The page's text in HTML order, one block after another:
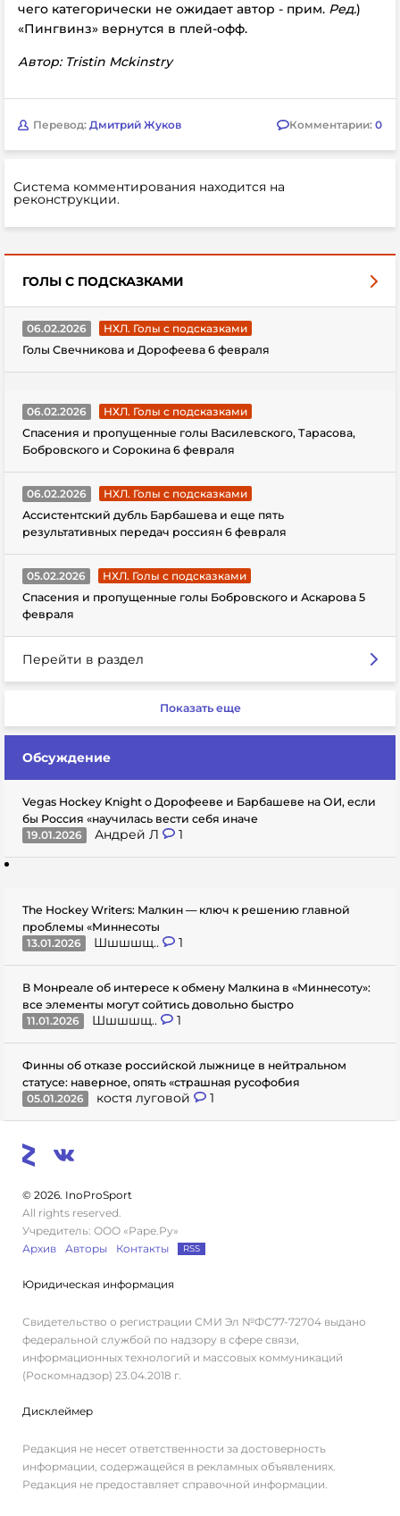
чего категорически не ожидает автор - прим. Ред.)
«Пингвинз» вернутся в плей-офф.
Автор: Tristin Mckinstry
Перевод: Дмитрий Жуков Комментарии: 0
Система комментирования находится на
реконструкции.
ГОЛЫ С ПОДСКАЗКАМИ
06.02.2026
НХЛ. Голы с подсказками
Голы Свечникова и Дорофеева 6 февраля
06.02.2026
НХЛ. Голы с подсказками
Спасения и пропущенные голы Василевского, Тарасова,
Бобровского и Сорокина 6 февраля
06.02.2026
НХЛ. Голы с подсказками
Ассистентский дубль Барбашева и еще пять
результативных передач россиян 6 февраля
05.02.2026
НХЛ. Голы с подсказками
Спасения и пропущенные голы Бобровского и Аскарова 5
февраля
Перейти в раздел
Показать еще
Обсуждение
Vegas Hockey Knight о Дорофееве и Барбашеве на ОИ, если
бы Россия «научилась вести себя иначе
19.01.2026
Андрей Л 1
The Hockey Writers: Малкин — ключ к решению главной
проблемы «Миннесоты
13.01.2026
Шшшшщ.. 1
В Монреале об интересе к обмену Малкина в «Миннесоту»:
все элементы могут сойтись довольно быстро
11.01.2026
Шшшшщ.. 1
Финны об отказе российской лыжнице в нейтральном
статусе: наверное, опять «страшная русофобия
05.01.2026
костя луговой 1
© 2026. InoProSport
All rights reserved.
Учредитель: ООО «Раре.Ру»
Архив
Авторы Контакты RSS
Юридическая информация
Свидетельство о регистрации СМИ Эл №ФС77-72704 выдано
федеральной службой по надзору в сфере связи,
информационных технологий и массовых коммуникаций
(Роскомнадзор) 23.04.2018 г.
Дисклеймер
Редакция не несет ответственности за достоверность
информации, содержащейся в рекламных объявлениях.
Редакция не предоставляет справочной информации.